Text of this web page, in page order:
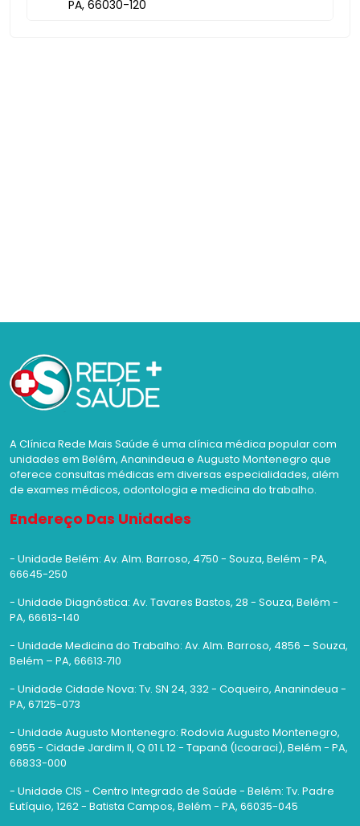
PA, 66030-120
A Clínica Rede Mais Saúde é uma clínica médica popular com
unidades em Belém, Ananindeua e Augusto Montenegro que
oferece consultas médicas em diversas especialidades, além
de exames médicos, odontologia e medicina do trabalho.
Endereço Das Unidades
- Unidade Belém: Av. Alm. Barroso, 4750 - Souza, Belém - PA,
66645-250
- Unidade Diagnóstica: Av. Tavares Bastos, 28 - Souza, Belém -
PA, 66613-140
- Unidade Medicina do Trabalho: Av. Alm. Barroso, 4856 – Souza,
Belém – PA, 66613‑710
- Unidade Cidade Nova: Tv. SN 24, 332 - Coqueiro, Ananindeua -
PA, 67125-073
- Unidade Augusto Montenegro: Rodovia Augusto Montenegro,
6955 - Cidade Jardim II, Q 01 L 12 - Tapanã (Icoaraci), Belém - PA,
66833-000
- Unidade CIS - Centro Integrado de Saúde - Belém: Tv. Padre
Eutíquio, 1262 - Batista Campos, Belém - PA, 66035-045